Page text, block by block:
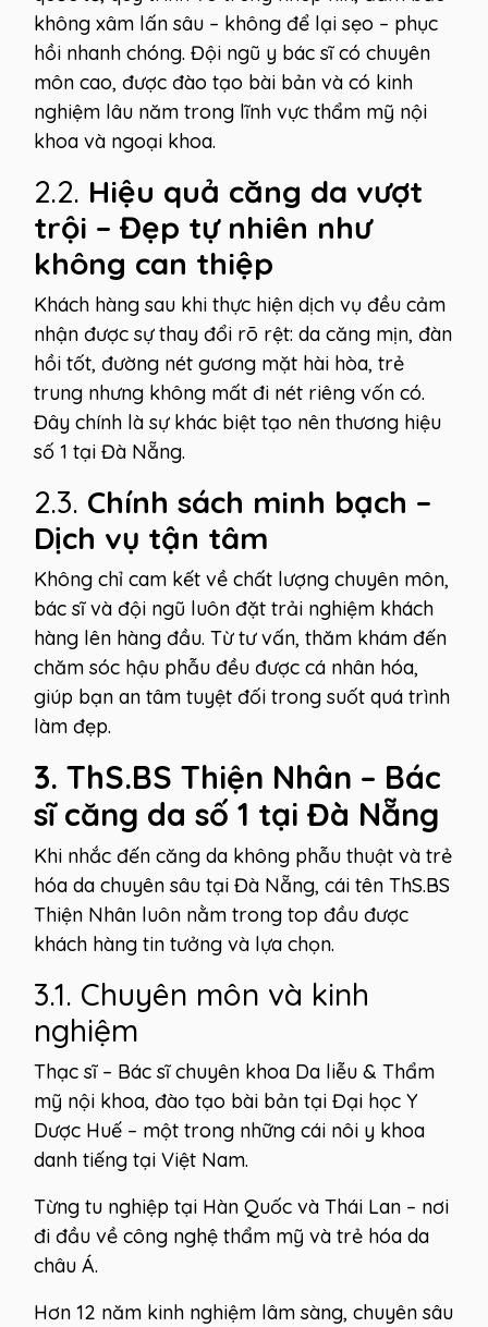
không xâm lấn sâu – không để lại sẹo – phục
hồi nhanh chóng. Đội ngũ y bác sĩ có chuyên
môn cao, được đào tạo bài bản và có kinh
nghiệm lâu năm trong lĩnh vực thẩm mỹ nội
khoa và ngoại khoa.
2.2. Hiệu quả căng da vượt
trội – Đẹp tự nhiên như
không can thiệp
Khách hàng sau khi thực hiện dịch vụ đều cảm
nhận được sự thay đổi rõ rệt: da căng mịn, đàn
hồi tốt, đường nét gương mặt hài hòa, trẻ
trung nhưng không mất đi nét riêng vốn có.
Đây chính là sự khác biệt tạo nên thương hiệu
số 1 tại Đà Nẵng.
2.3. Chính sách minh bạch –
Dịch vụ tận tâm
Không chỉ cam kết về chất lượng chuyên môn,
bác sĩ và đội ngũ luôn đặt trải nghiệm khách
hàng lên hàng đầu. Từ tư vấn, thăm khám đến
chăm sóc hậu phẫu đều được cá nhân hóa,
giúp bạn an tâm tuyệt đối trong suốt quá trình
làm đẹp.
3. ThS.BS Thiện Nhân – Bác
sĩ căng da số 1 tại Đà Nẵng
Khi nhắc đến căng da không phẫu thuật và trẻ
hóa da chuyên sâu tại Đà Nẵng, cái tên ThS.BS
Thiện Nhân luôn nằm trong top đầu được
khách hàng tin tưởng và lựa chọn.
3.1. Chuyên môn và kinh
nghiệm
Thạc sĩ – Bác sĩ chuyên khoa Da liễu & Thẩm
mỹ nội khoa, đào tạo bài bản tại Đại học Y
Dược Huế – một trong những cái nôi y khoa
danh tiếng tại Việt Nam.
Từng tu nghiệp tại Hàn Quốc và Thái Lan – nơi
đi đầu về công nghệ thẩm mỹ và trẻ hóa da
châu Á.
Hơn 12 năm kinh nghiệm lâm sàng, chuyên sâu